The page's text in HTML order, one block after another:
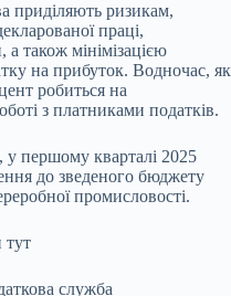
приділяють ризикам,
праці,
а також мінімізацією
на прибуток. Водночас, як
робиться на
з платниками податків.
першому кварталі 2025
до зведеного бюджету
промисловості.
служба